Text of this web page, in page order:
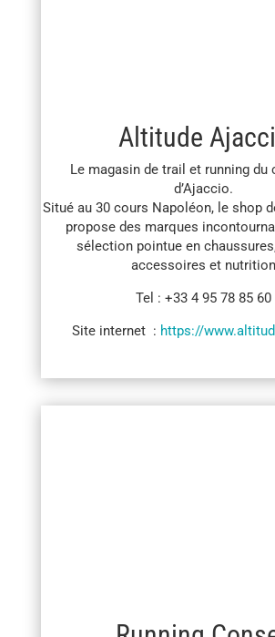
Altitude
Le magasin de trail et running du
d’Ajaccio.
Situé au 30 cours Napoléon, le shop
propose des marques
sélection pointue en
accessoires et nutrition
Tel : +33 4 95 78 85 60
Site internet : https://